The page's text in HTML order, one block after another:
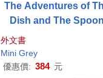
The Adventures of
Dish and The Spoon
外文書
Mini Grey
優惠價: 384 元